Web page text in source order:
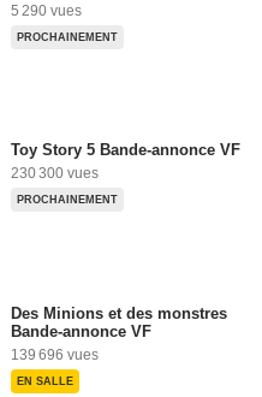
5 290 vues
PROCHAINEMENT
Toy Story 5 Bande-annonce VF
230 300 vues
PROCHAINEMENT
Des Minions et des monstres
Bande-annonce VF
139 696 vues
EN SALLE